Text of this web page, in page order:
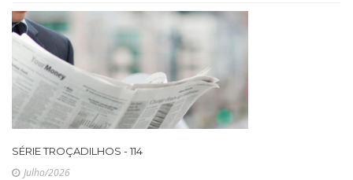
SÉRIE TROÇADILHOS - 114
Julho/2026